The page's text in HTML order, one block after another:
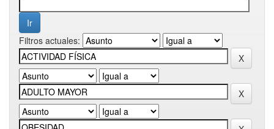
Filtros actuales: